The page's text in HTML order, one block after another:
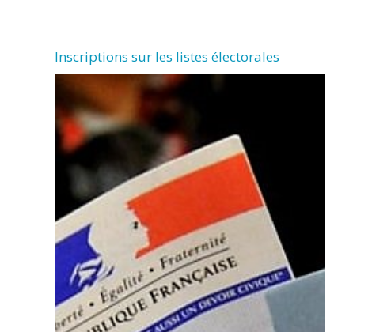
Inscriptions sur les listes électorales